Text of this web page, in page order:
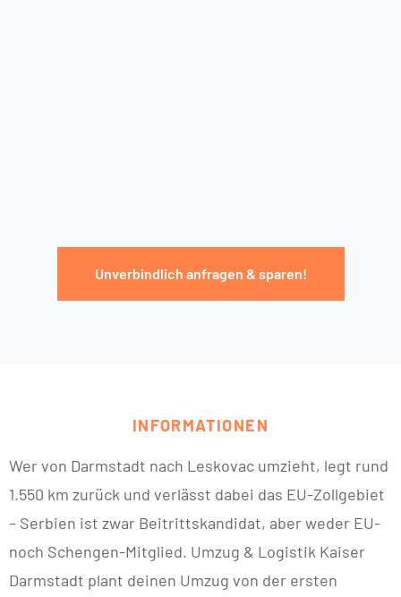
Unverbindlich anfragen & sparen!
INFORMATIONEN
Wer von Darmstadt nach Leskovac umzieht, legt rund
1.550 km zurück und verlässt dabei das EU-Zollgebiet
– Serbien ist zwar Beitrittskandidat, aber weder EU-
noch Schengen-Mitglied. Umzug & Logistik Kaiser
Darmstadt plant deinen Umzug von der ersten